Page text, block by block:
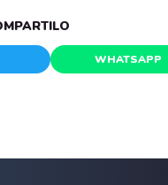
WHATSAPP